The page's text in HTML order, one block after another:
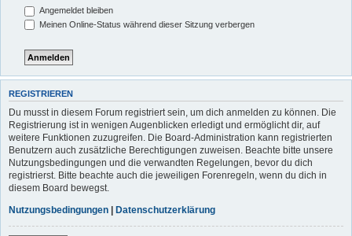
Angemeldet bleiben
Meinen Online-Status während dieser Sitzung verbergen
REGISTRIEREN
Du musst in diesem Forum registriert sein, um dich anmelden zu können. Die
Registrierung ist in wenigen Augenblicken erledigt und ermöglicht dir, auf
weitere Funktionen zuzugreifen. Die Board-Administration kann registrierten
Benutzern auch zusätzliche Berechtigungen zuweisen. Beachte bitte unsere
Nutzungsbedingungen und die verwandten Regelungen, bevor du dich
registrierst. Bitte beachte auch die jeweiligen Forenregeln, wenn du dich in
diesem Board bewegst.
Nutzungsbedingungen | Datenschutzerklärung